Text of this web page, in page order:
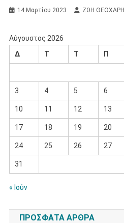
14 Μαρτίου 2023 ΖΩΗ ΘΕΟΧΑΡΗ
Αύγουστος 2026
Δ
Τ Τ Π
3 4 5 6
10 11 12 13
17 18 19 20
24 25 26 27
31
« Ιούν
ΠΡΌΣΦΑΤΑ ΆΡΘΡΑ